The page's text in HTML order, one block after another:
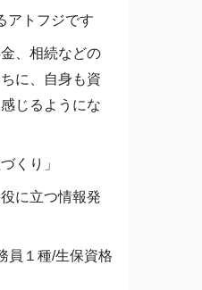
アトフジです
、相続などの
に、自身も資
じるようにな
くり」
に立つ情報発
員１種/生保資格